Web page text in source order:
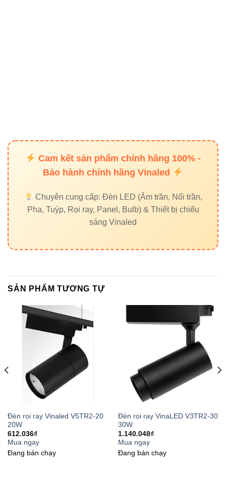
Cam kết sản phẩm chính hãng 100% -
Bảo hành chính hãng Vinaled
Chuyên cung cấp: Đèn LED (Âm trần, Nổi trần,
Pha, Tuýp, Rọi ray, Panel, Bulb) & Thiết bị chiếu
sáng Vinaled
SẢN PHẨM TƯƠNG TỰ
Đèn rọi ray Vinaled V5TR2-20
20W
612.036₫
Mua ngay
Đang bán chạy
Đèn rọi ray VinaLED V3TR2-30
30W
1.140.048₫
Mua ngay
Đang bán chạy